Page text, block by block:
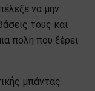
να μην
τους και
πόλη που ξέρει
μπάντας